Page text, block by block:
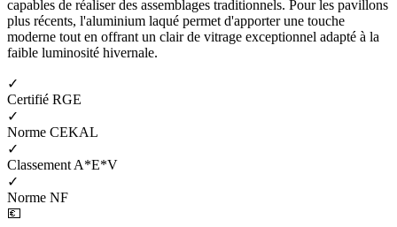
capables de réaliser des assemblages traditionnels. Pour les pavillons
plus récents, l'aluminium laqué permet d'apporter une touche
moderne tout en offrant un clair de vitrage exceptionnel adapté à la
faible luminosité hivernale.
✓
Certifié RGE
✓
Norme CEKAL
✓
Classement A*E*V
✓
Norme NF
💶